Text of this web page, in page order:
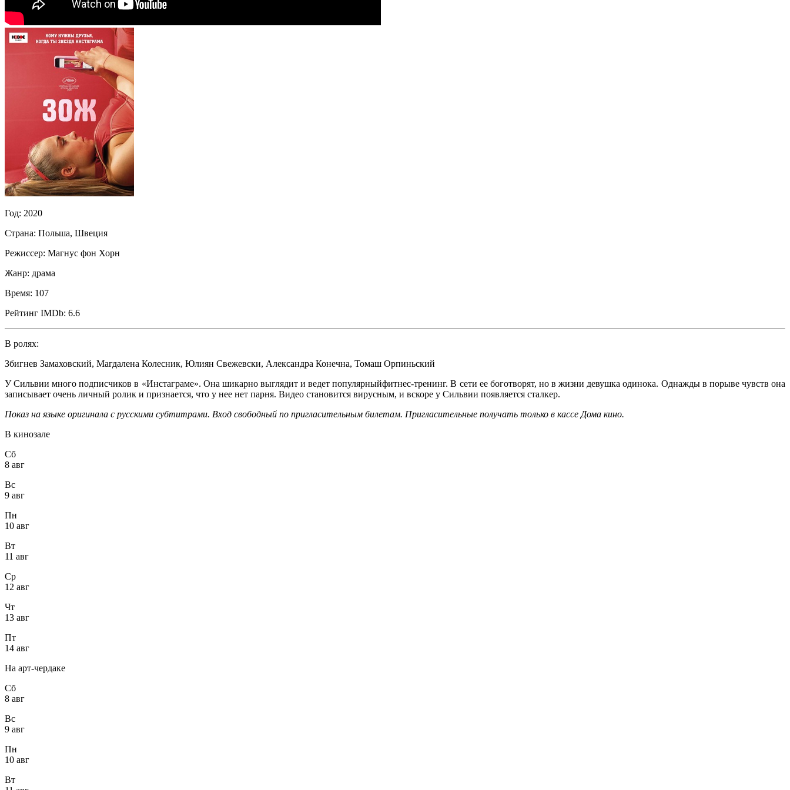
Год: 2020
Страна: Польша, Швеция
Режиссер: Магнус фон Хорн
Жанр: драма
Время: 107
Рейтинг IMDb: 6.6
В ролях:
Збигнев Замаховский, Магдалена Колесник, Юлиян Свежевски, Александра Конечна, Томаш Орпиньский
У Сильвии много подписчиков в «Инстаграме». Она шикарно выглядит и ведет популярныйфитнес-тренинг. В сети ее боготворят, но в жизни девушка одинока. Однажды в порыве чувств она
записывает очень личный ролик и признается, что у нее нет парня. Видео становится вирусным, и вскоре у Сильвии появляется сталкер.
Показ на языке оригинала с русскими субтитрами. Вход свободный по пригласительным билетам. Пригласительные получать только в кассе Дома кино.
В кинозале
Сб
8 авг
Вс
9 авг
Пн
10 авг
Вт
11 авг
Ср
12 авг
Чт
13 авг
Пт
14 авг
На арт-чердаке
Сб
8 авг
Вс
9 авг
Пн
10 авг
Вт